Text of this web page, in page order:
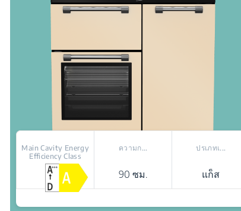
Main Cavity Energy
Efficiency Class
ความก...
90 ซม.
ปรเภทเ...
แก็ส